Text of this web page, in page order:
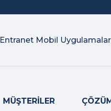
Entranet Mobil Uygulamalar
MÜŞTERİLER